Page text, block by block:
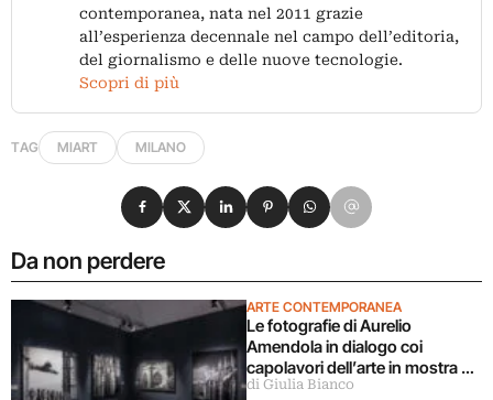
contemporanea, nata nel 2011 grazie
all’esperienza decennale nel campo dell’editoria,
del giornalismo e delle nuove tecnologie.
Scopri di più
TAG MIART MILANO
Da non perdere
ARTE CONTEMPORANEA
Le fotografie di Aurelio
Amendola in dialogo coi
capolavori dell’arte in mostra a
Milano
di Giulia Bianco
Condividi su Facebook
Condividi su X
Condividi su LinkedIn
Condividi su Pinterest
Condividi su WhatsApp
Condividi su Email